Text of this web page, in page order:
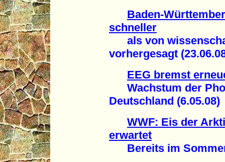
Baden-
schneller
als von
vorhergesagt
EEG bremst
Wachstum der
Deutschland (6.05.08)
WWF: Eis der
erwartet
Bereits im Sommer